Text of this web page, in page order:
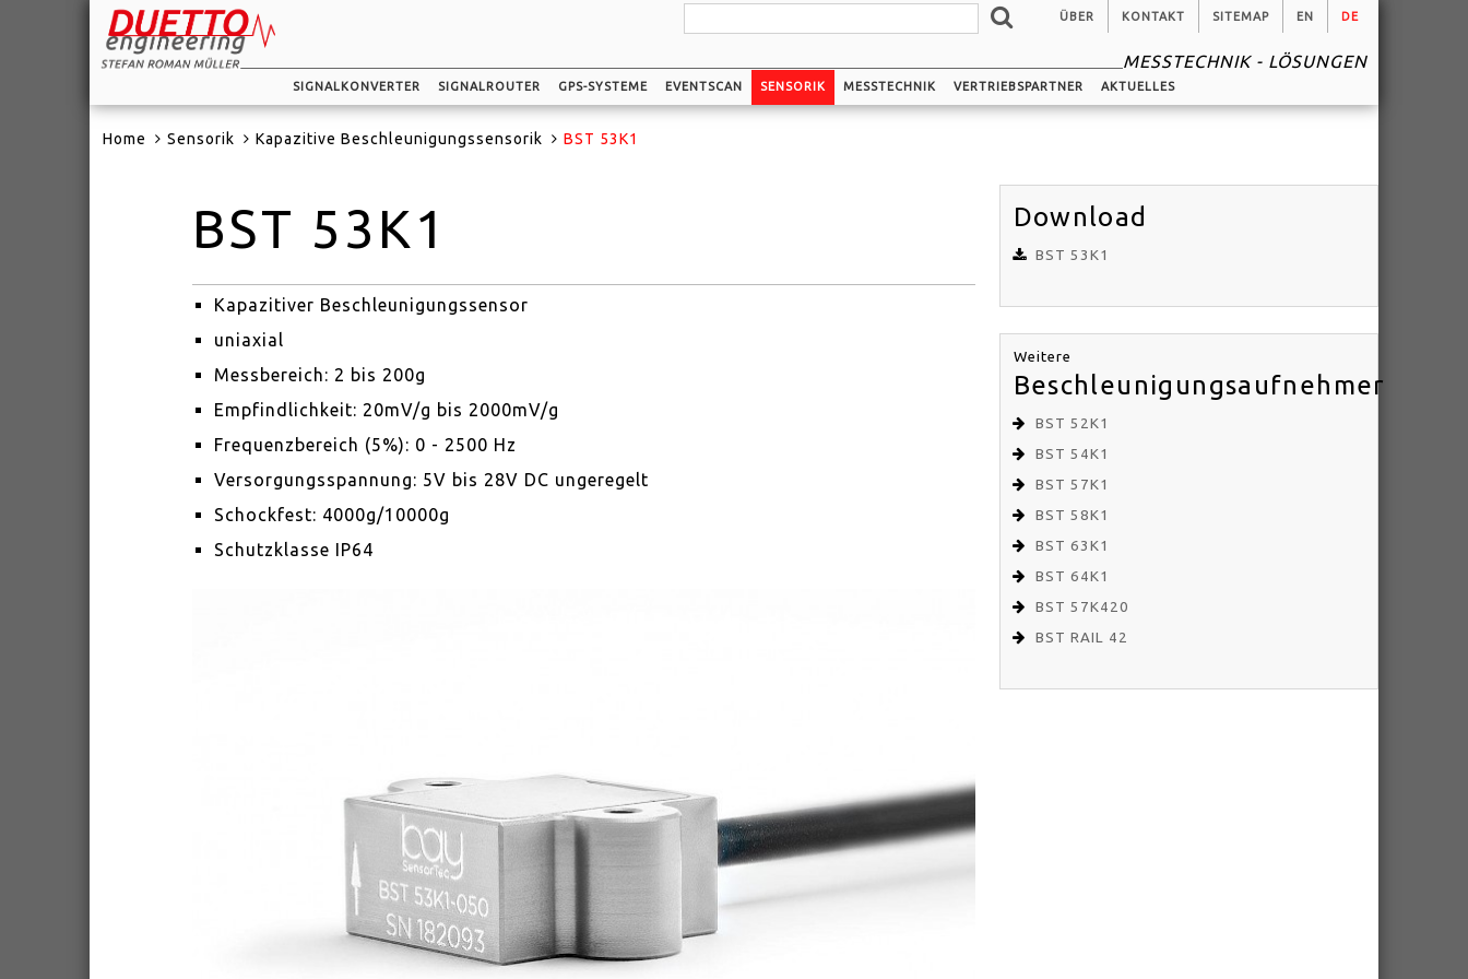
MESSTECHNIK - LÖSUNGEN
ÜBER KONTAKT SITEMAP EN DE
SIGNALKONVERTER SIGNALROUTER GPS-SYSTEME EVENTSCAN SENSORIK MESSTECHNIK VERTRIEBSPARTNER AKTUELLES
Home Sensorik Kapazitive Beschleunigungssensorik BST 53K1
BST 53K1
Kapazitiver Beschleunigungssensor
uniaxial
Messbereich: 2 bis 200g
Empfindlichkeit: 20mV/g bis 2000mV/g
Frequenzbereich (5%): 0 - 2500 Hz
Versorgungsspannung: 5V bis 28V DC ungeregelt
Schockfest: 4000g/10000g
Schutzklasse IP64
Download
BST 53K1
Weitere
Beschleunigungsaufnehmer
BST 52K1
BST 54K1
BST 57K1
BST 58K1
BST 63K1
BST 64K1
BST 57K420
BST RAIL 42